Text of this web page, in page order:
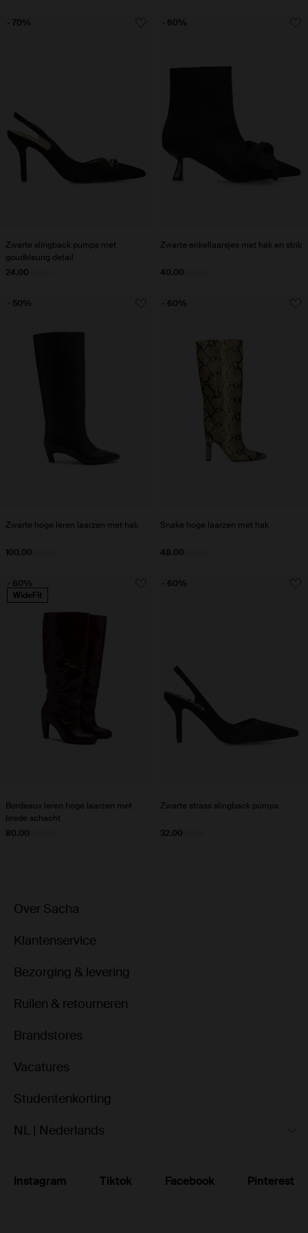
Zwarte slingback pumps met
goudkleurig detail
24.00
- 70%
Zwarte enkellaarsjes met hak en strik
40.00
- 60%
Zwarte hoge leren laarzen met hak
100.00
- 50%
Snake hoge laarzen met hak
48.00
- 60%
Bordeaux leren hoge laarzen met
brede schacht
80.00
- 60%
WideFit
Zwarte strass slingback pumps
32.00
- 60%
Over Sacha
Klantenservice
Bezorging & levering
Ruilen & retourneren
Brandstores
Vacatures
Studentenkorting
NL | Nederlands
Instagram Tiktok Facebook Pinterest